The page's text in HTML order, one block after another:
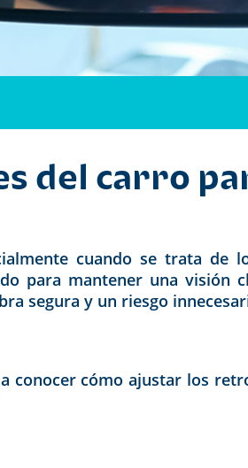
del carro
cuando se trata de
para mantener una visión
segura y un riesgo
conocer cómo ajustar los